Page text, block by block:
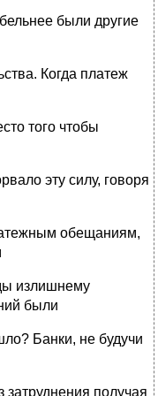
были другие
Когда платеж
того чтобы
эту силу, говоря
обещаниям,
излишнему
были
Банки, не будучи
затруднения получая